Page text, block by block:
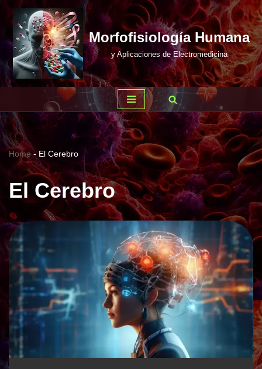
Saltar
al
contenido
Morfofisiología Humana
y Aplicaciones de Electromedicina
Home - El Cerebro
El Cerebro